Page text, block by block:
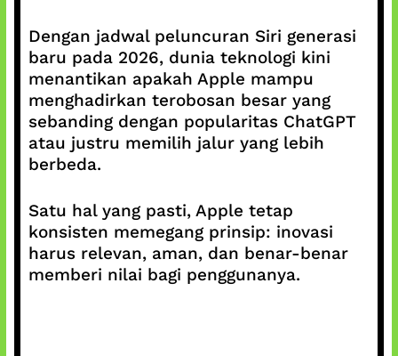
Dengan jadwal peluncuran Siri generasi
baru pada 2026, dunia teknologi kini
menantikan apakah Apple mampu
menghadirkan terobosan besar yang
sebanding dengan popularitas ChatGPT
atau justru memilih jalur yang lebih
berbeda.
Satu hal yang pasti, Apple tetap
konsisten memegang prinsip: inovasi
harus relevan, aman, dan benar-benar
memberi nilai bagi penggunanya.